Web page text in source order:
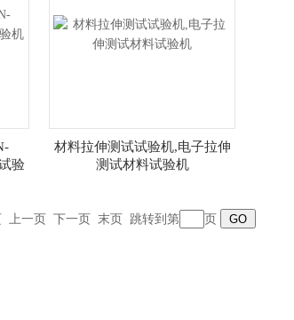
验
材料拉伸测试试验机,电子拉伸
测试材料试验机
上一页 下一页 末页 跳转到第 页